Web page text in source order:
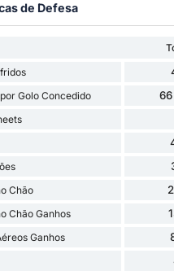
de Defesa
Golo Concedido
Chão
Chão Ganhos
Ganhos